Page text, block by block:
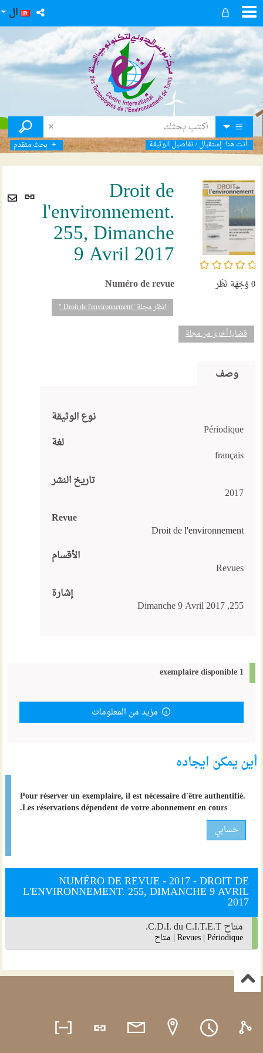
ال
بحث متقدم أنت هنا: إستقبال/تفاصيل الوثيقة
رابط
ثابت Envoyer
par
mail
/5
0وُجْهَة نَظَر
Droit de
l'environnement.
255, Dimanche
9 Avril 2017
Numéro de revue
انظر مجلة "Droit de l'environnement "
قضايا أخرى من مجلة
وصف
نوع الوثيقة
Périodique
لغة
français
تاريخ النشر
2017
Revue
Droit de l'environnement
الأقسام
Revues
إشارة
255, Dimanche 9 Avril 2017
1 exemplaire disponible
مزيد من المعلومات
أين يمكن ايجاده
Pour réserver un exemplaire, il est nécessaire d'être authentifié.
Les réservations dépendent de votre abonnement en cours.
حسابي
NUMÉRO DE REVUE - 2017 - DROIT DE
L'ENVIRONNEMENT. 255, DIMANCHE 9 AVRIL
2017
متاح C.D.I. du C.I.T.E.T.
Revues|Périodique
| متاح